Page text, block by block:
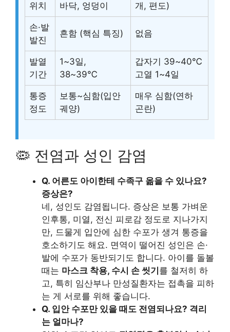
위치
바닥, 엉덩이
개, 편도)
손·발
발진
흔함 (핵심 특징) 없음
발열
기간
1~3일,
38~39℃
갑자기 39~40℃
고열 1~4일
통증
정도
보통~심함(입안
궤양)
매우 심함(연하
곤란)
🦠 전염과 성인 감염
Q. 어른도 아이한테 수족구 옮을 수 있나요?
증상은?
네, 성인도 감염됩니다. 증상은 보통 가벼운
인후통, 미열, 전신 피로감 정도로 지나가지
만, 드물게 입안에 심한 수포가 생겨 통증을
호소하기도 해요. 면역이 떨어진 성인은 손·
발에 수포가 동반되기도 합니다. 아이를 돌볼
때는 마스크 착용, 수시 손 씻기를 철저히 하
고, 특히 임산부나 만성질환자는 접촉을 피하
는 게 서로를 위해 좋습니다.
Q. 입안 수포만 있을 때도 전염되나요? 격리
는 얼마나?